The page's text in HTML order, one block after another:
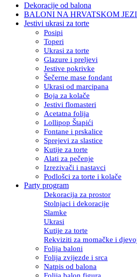
Dekoracije od balona
BALONI NA HRVATSKOM
Jestivi ukrasi za torte
Posipi
Toperi
Ukrasi za torte
Glazure i preljevi
Jestive pokrivke
Šečerne mase fondant
Ukrasi od marcipana
Boja za kolače
Jestivi flomasteri
Acetatna folija
Lollipop Štapići
Fontane i prskalice
Sprejevi za slastice
Kutije za torte
Alati za pečenje
Izrezivači i nastavci
Podlošci za torte i kolače
Party program
Dekoracija za prostor
Stolnjaci i dekoracije
Slamke
Ukrasi
Kutije za torte
Rekviziti za momačke i
Folija baloni
Folija zvijezde i srca
Natpis od balona
Folija balon figura